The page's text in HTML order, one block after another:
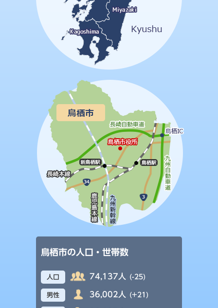
鳥栖市の人口・世帯数
人口 74,137人 (-25)
男性 36,002人 (+21)